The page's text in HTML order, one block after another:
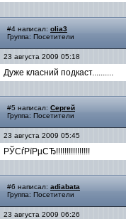
#4 написал: olia3
Группа: Посетители
23 августа 2009 05:18
Дуже класний подкаст..........
#5 написал: Сергей
Группа: Посетители
23 августа 2009 05:45
РЎСѓРїРµСЂ!!!!!!!!!!!!!!!!
#6 написал: adiabata
Группа: Посетители
23 августа 2009 06:26